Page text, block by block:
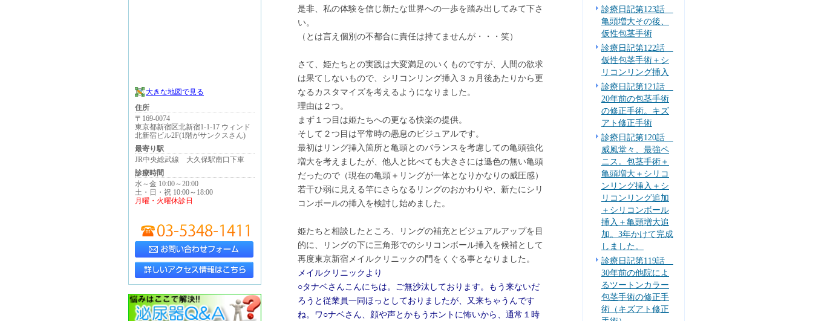
是非、私の体験を信じ新たな世界への一歩を踏み出してみて下さ
い。
（とは言え個別の不都合に責任は持てませんが・・・笑）
さて、姫たちとの実践は大変満足のいくものですが、人間の欲求
は果てしないもので、シリコンリング挿入３ヵ月後あたりから更
なるカスタマイズを考えるようになりました。
理由は２つ。
まず１つ目は姫たちへの更なる快楽の提供。
そして２つ目は平常時の愚息のビジュアルです。
最初はリング挿入箇所と亀頭とのバランスを考慮しての亀頭強化
増大を考えましたが、他人と比べても大きさには遜色の無い亀頭
だったので（現在の亀頭＋リングが一体となりかなりの威圧感）
若干ひ弱に見える竿にさらなるリングのおかわりや、新たにシリ
コンボールの挿入を検討し始めました。
姫たちと相談したところ、リングの補充とビジュアルアップを目
的に、リングの下に三角形でのシリコンボール挿入を候補として
再度東京新宿メイルクリニックの門をくぐる事となりました。
メイルクリニックより
○タナベさんこんにちは。ご無沙汰しております。もう来ないだ
ろうと従業員一同ほっとしておりましたが、又来ちゃうんです
ね。ワ○ナベさん、顔や声とかもうホントに怖いから、通常１時
診療日記第123話
亀頭増大その後、
仮性包茎手術
診療日記第122話
仮性包茎手術＋シ
リコンリング挿入
診療日記第121話
20年前の包茎手術
の修正手術。キズ
アト修正手術
診療日記第120話
威風堂々、最強ペ
ニス。包茎手術＋
亀頭増大＋シリコ
ンリング挿入＋シ
リコンリング追加
＋シリコンボール
挿入＋亀頭増大追
加。3年かけて完成
しました。
診療日記第119話
30年前の他院によ
るツートンカラー
包茎手術の修正手
術（キズアト修正
大きな地図で見る
住所
〒169-0074
東京都新宿区北新宿1-1-17 ウィンド
北新宿ビル2F(1階がサンクスさん)
最寄り駅
JR中央総武線 大久保駅南口下車
診療時間
水～金 10:00～20:00
土・日・祝 10:00～18:00
月曜・火曜休診日